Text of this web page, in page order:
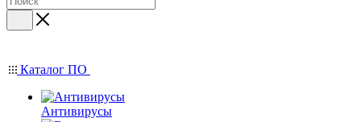
Каталог ПО
Антивирусы